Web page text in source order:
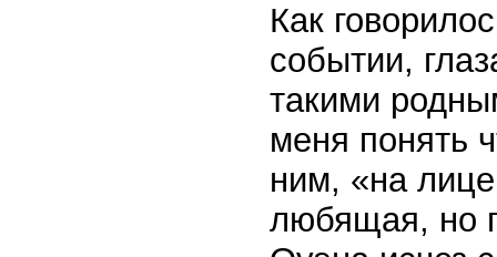
Как
событии,
такими
меня понять
ним, «на
любящая, но